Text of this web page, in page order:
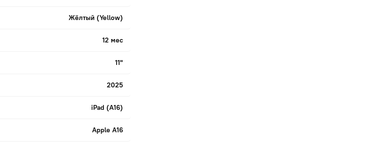
Жёлтый (Yellow)
12 мес
11"
2025
iPad (A16)
Apple A16